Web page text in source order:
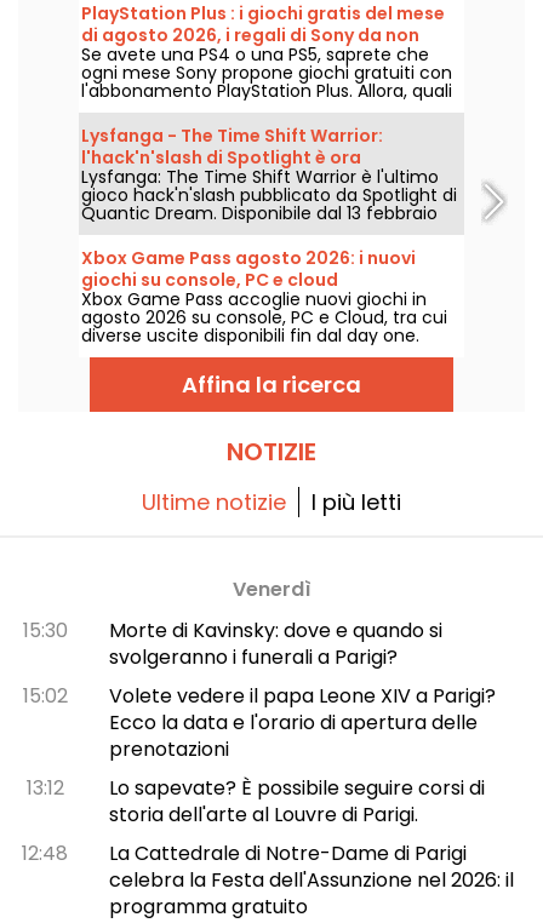
PlayStation Plus : i giochi gratis del mese
di agosto 2026, i regali di Sony da non
perdere
Se avete una PS4 o una PS5, saprete che
ogni mese Sony propone giochi gratuiti con
l'abbonamento PlayStation Plus. Allora, quali
sono i giochi offerti ad agosto 2026?
Scoprite la selezione di questo mese.
Lysfanga - The Time Shift Warrior:
l'hack'n'slash di Spotlight è ora
disponibile
Lysfanga: The Time Shift Warrior è l'ultimo
gioco hack'n'slash pubblicato da Spotlight di
Quantic Dream. Disponibile dal 13 febbraio
2024 su Steam ed Epic Games Store, questo
gioco offre un'avventura epica che
combina azione intensa e strategia
temporale. Con una demo gratuita allo
Steam Next Fest, i giocatori potranno
immergersi nel mondo di Antala e
sperimentare un'innovativa meccanica di
gioco!
Xbox Game Pass agosto 2026: i nuovi
giochi su console, PC e cloud
Xbox Game Pass accoglie nuovi giochi in
agosto 2026 su console, PC e Cloud, tra cui
diverse uscite disponibili fin dal day one.
Ecco le principali aggiunte annunciate da
Microsoft per gli abbonati al servizio.
Affina la ricerca
NOTIZIE
Ultime notizie I più letti
Venerdì
15:30
Morte di Kavinsky: dove e quando si
svolgeranno i funerali a Parigi?
15:02
Volete vedere il papa Leone XIV a Parigi?
Ecco la data e l'orario di apertura delle
prenotazioni
13:12
Lo sapevate? È possibile seguire corsi di
storia dell'arte al Louvre di Parigi.
12:48
La Cattedrale di Notre-Dame di Parigi
celebra la Festa dell'Assunzione nel 2026: il
programma gratuito